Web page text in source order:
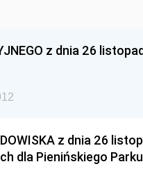
z dnia 26
z dnia 26
dla Pienińskiego